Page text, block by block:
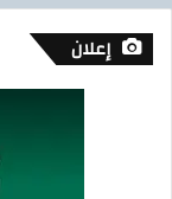
إعلان